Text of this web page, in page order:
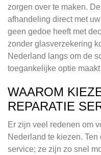
zorgen over te maken.
afhandeling direct met
geen gedoe heeft met
zonder glasverzekering
Nederland langs om de
toegankelijke optie
WAAROM
REPARATIE
Er zijn veel redenen om
Nederland te kiezen.
service; ze zijn zo snel